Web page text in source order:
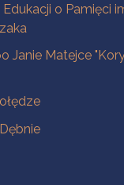
o Pamięci
Janie Matejce